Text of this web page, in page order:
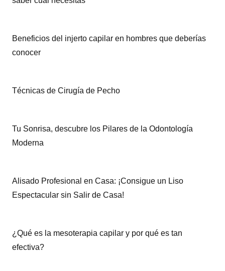
Beneficios del injerto capilar en hombres que deberías
conocer
Técnicas de Cirugía de Pecho
Tu Sonrisa, descubre los Pilares de la Odontología
Moderna
Alisado Profesional en Casa: ¡Consigue un Liso
Espectacular sin Salir de Casa!
¿Qué es la mesoterapia capilar y por qué es tan
efectiva?